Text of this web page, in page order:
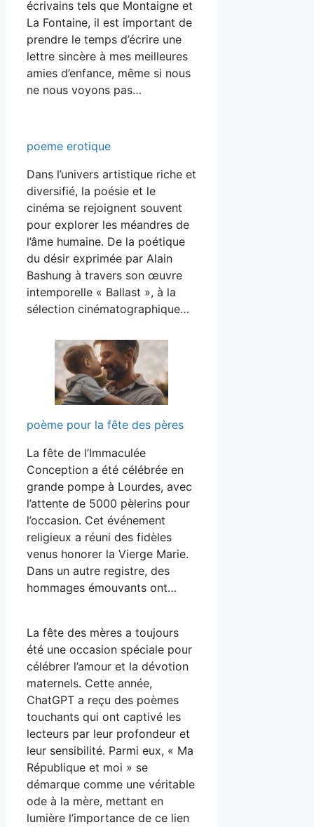
écrivains tels que Montaigne et
La Fontaine, il est important de
prendre le temps d’écrire une
lettre sincère à mes meilleures
amies d’enfance, même si nous
ne nous voyons pas…
poeme erotique
Dans l’univers artistique riche et
diversifié, la poésie et le
cinéma se rejoignent souvent
pour explorer les méandres de
l’âme humaine. De la poétique
du désir exprimée par Alain
Bashung à travers son œuvre
intemporelle « Ballast », à la
sélection cinématographique…
poème pour la fête des pères
La fête de l’Immaculée
Conception a été célébrée en
grande pompe à Lourdes, avec
l’attente de 5000 pèlerins pour
l’occasion. Cet événement
religieux a réuni des fidèles
venus honorer la Vierge Marie.
Dans un autre registre, des
hommages émouvants ont…
La fête des mères a toujours
été une occasion spéciale pour
célébrer l’amour et la dévotion
maternels. Cette année,
ChatGPT a reçu des poèmes
touchants qui ont captivé les
lecteurs par leur profondeur et
leur sensibilité. Parmi eux, « Ma
République et moi » se
démarque comme une véritable
ode à la mère, mettant en
lumière l’importance de ce lien